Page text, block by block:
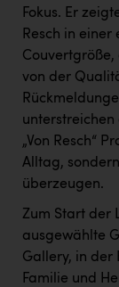
Fokus. Er
Resch in
Couvertgröße,
von der
unterstreichen
„Von Resch“
Alltag,
überzeugen.
Zum Start der
ausgewählte
Gallery, in der
Familie und